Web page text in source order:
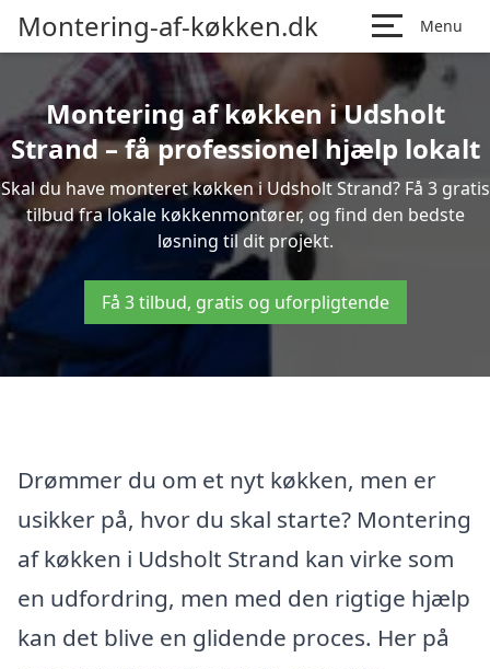
Montering-af-køkken.dk Menu
Montering af køkken i Udsholt
Strand – få professionel hjælp lokalt
Skal du have monteret køkken i Udsholt Strand? Få 3 gratis
tilbud fra lokale køkkenmontører, og find den bedste
løsning til dit projekt.
Få 3 tilbud, gratis og uforpligtende
Drømmer du om et nyt køkken, men er
usikker på, hvor du skal starte? Montering
af køkken i Udsholt Strand kan virke som
en udfordring, men med den rigtige hjælp
kan det blive en glidende proces. Her på